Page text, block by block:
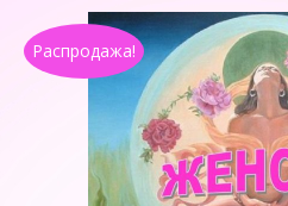
Распродажа!